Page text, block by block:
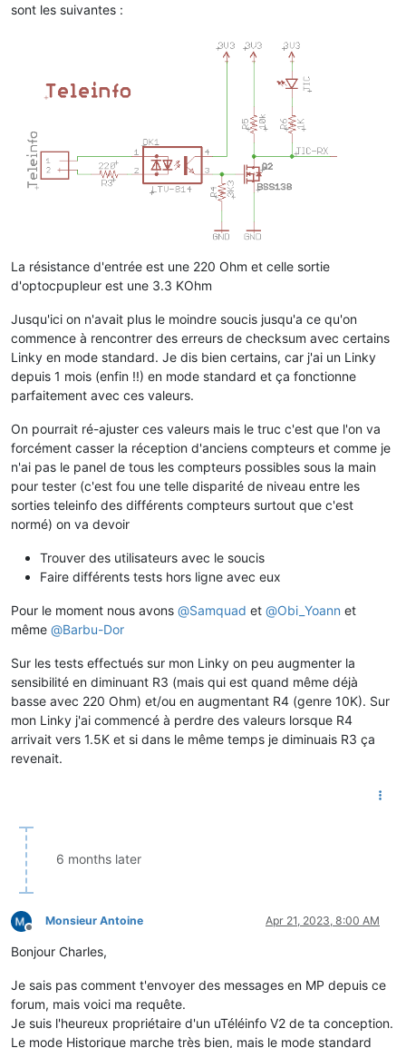
sont les suivantes :
La résistance d'entrée est une 220 Ohm et celle sortie
d'optocpupleur est une 3.3 KOhm
Jusqu'ici on n'avait plus le moindre soucis jusqu'a ce qu'on
commence à rencontrer des erreurs de checksum avec certains
Linky en mode standard. Je dis bien certains, car j'ai un Linky
depuis 1 mois (enfin !!) en mode standard et ça fonctionne
parfaitement avec ces valeurs.
On pourrait ré-ajuster ces valeurs mais le truc c'est que l'on va
forcément casser la réception d'anciens compteurs et comme je
n'ai pas le panel de tous les compteurs possibles sous la main
pour tester (c'est fou une telle disparité de niveau entre les
sorties teleinfo des différents compteurs surtout que c'est
normé) on va devoir
Trouver des utilisateurs avec le soucis
Faire différents tests hors ligne avec eux
Pour le moment nous avons @Samquad et @Obi_Yoann et
même @Barbu-Dor
Sur les tests effectués sur mon Linky on peu augmenter la
sensibilité en diminuant R3 (mais qui est quand même déjà
basse avec 220 Ohm) et/ou en augmentant R4 (genre 10K). Sur
mon Linky j'ai commencé à perdre des valeurs lorsque R4
arrivait vers 1.5K et si dans le même temps je diminuais R3 ça
revenait.
6 months later
Offline
Monsieur Antoine Apr 21, 2023, 8:00 AM
Bonjour Charles,
Je sais pas comment t'envoyer des messages en MP depuis ce
forum, mais voici ma requête.
Je suis l'heureux propriétaire d'un uTéléinfo V2 de ta conception.
Le mode Historique marche très bien, mais le mode standard